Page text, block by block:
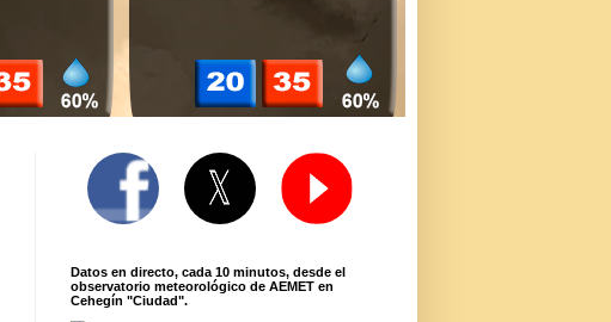
Datos en directo, cada 10 minutos, desde el
observatorio meteorológico de AEMET en
Cehegín "Ciudad".